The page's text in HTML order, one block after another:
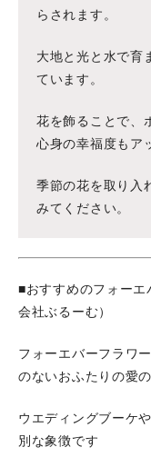
らされます。
大地と光と水で育
ています。
花を飾ることで、
心身の幸福度もア
季節の花を取り入
みてください。
■おすすめのフォーエ
会社ぶるーむ）
フォーエバーフラワ
のないおふたりの愛
ウエディングブーケ
別な象徴です